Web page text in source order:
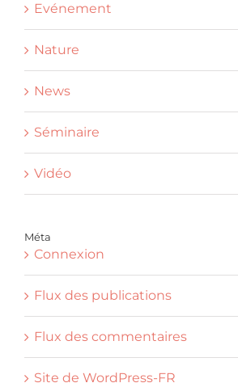
Evénement
Nature
News
Séminaire
Vidéo
Méta
Connexion
Flux des publications
Flux des commentaires
Site de WordPress-FR